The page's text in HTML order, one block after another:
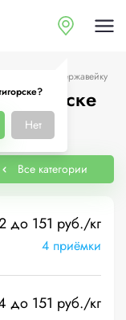
Нет
Цены на нержавейку
Все категории
до 151 руб./кг
4 приёмки
до 151 руб./кг